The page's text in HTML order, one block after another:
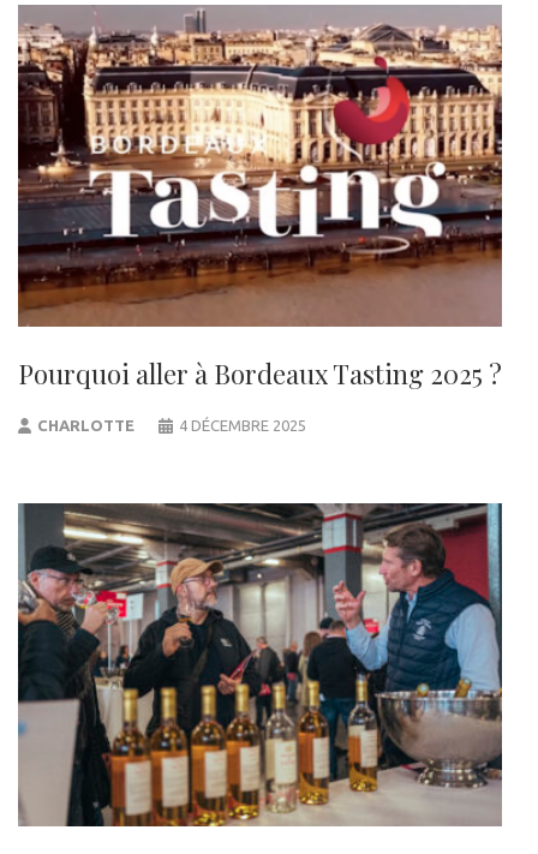
Pourquoi aller à Bordeaux Tasting 2025 ?
CHARLOTTE 4 DÉCEMBRE 2025